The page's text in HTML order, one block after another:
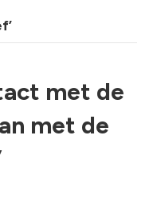
met de
met de